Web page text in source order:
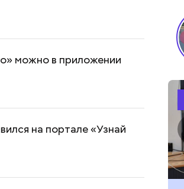
можно в приложении
на портале «Узнай